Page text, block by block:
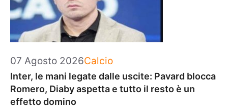
07 Agosto 2026Categorie
Calcio
Inter, le mani legate dalle uscite: Pavard blocca
Romero, Diaby aspetta e tutto il resto è un
effetto domino